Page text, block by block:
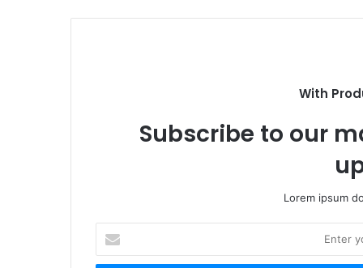
With
Subscribe to our
Lorem ipsum
t